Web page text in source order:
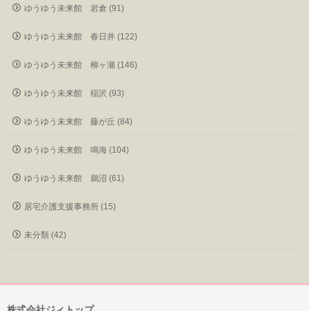
ゆうゆう未来館 岩倉 (91)
ゆうゆう未来館 春日井 (122)
ゆうゆう未来館 柳ヶ瀬 (146)
ゆうゆう未来館 稲沢 (93)
ゆうゆう未来館 藤が丘 (84)
ゆうゆう未来館 鳴海 (104)
ゆうゆう未来館 鵜沼 (61)
居宅介護支援事務所 (15)
未分類 (42)